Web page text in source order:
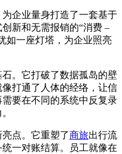
企业量身打造了一套基于
新和无需报销的“消费 –
如一座灯塔，为企业照亮
。它打破了数据孤岛的壁
打通了人体的经络，让信
要在不同的系统中反复录
点。它重塑了商旅出行流
一对账结算。员工就像在